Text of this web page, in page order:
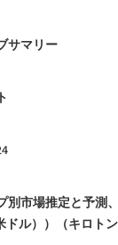
収集方法
バル
と計算
の計算
サマリー
ンド
フォーマット
用途セクター
イヤーの状況
における付加価値
ューチェーンに影響
シェア分析
市場推定と予測
ル））（キロトン